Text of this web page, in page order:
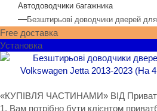
Автодоводчики багажника
—Безштирьові доводчики дверей
Free доставка
Установка
«КУПІВЛЯ ЧАСТИНАМИ» ВІД
1. Вам потрібно бути клієнтом